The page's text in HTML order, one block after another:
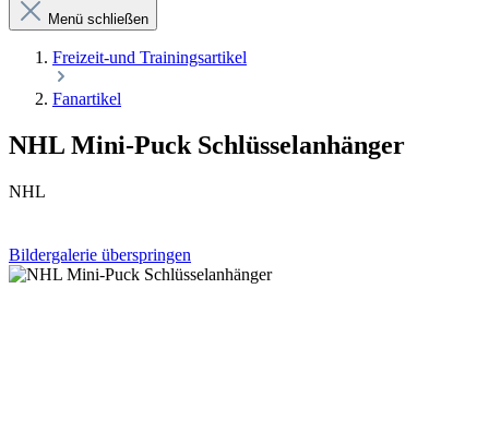
Menü schließen
Freizeit-und Trainingsartikel
Fanartikel
NHL Mini-Puck Schlüsselanhänger
NHL
Bildergalerie überspringen